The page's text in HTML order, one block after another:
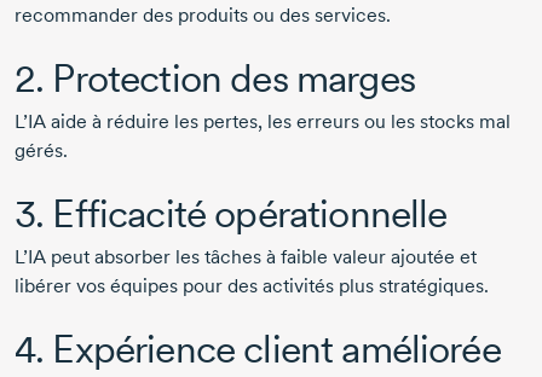
recommander des produits ou des services.
2. Protection des marges
L’IA aide à réduire les pertes, les erreurs ou les stocks mal
gérés.
3. Efficacité opérationnelle
L’IA peut absorber les tâches à faible valeur ajoutée et
libérer vos équipes pour des activités plus stratégiques.
4. Expérience client améliorée